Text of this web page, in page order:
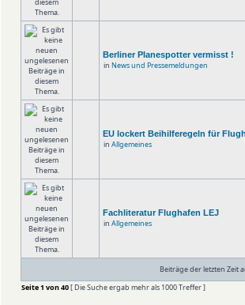
Berliner Planespotter vermisst !
in News und Pressemeldungen
EU lockert Beihilferegeln für
in Allgemeines
Fachliteratur Flughafen LEJ
in Allgemeines
Beiträge der letzten Zeit
Seite1 von40[ Die Suche ergab mehr als 1000 Treffer ]